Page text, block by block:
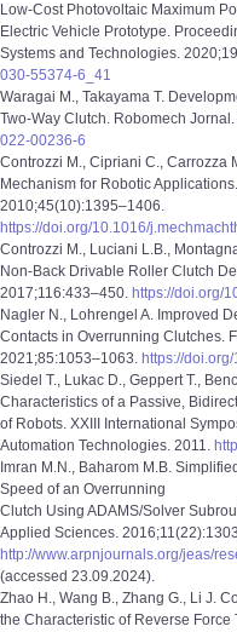
Low-Cost Photovoltaic Maximum
Electric Vehicle Prototype.
Systems and Technologies.
030-55374-6_41
Waragai M., Takayama T.
Two-Way Clutch. Robomech
022-00236-6
Controzzi M., Cipriani C., Carrozza
Mechanism for Robotic
2010;45(10):1395–1406.
https://doi.org/10.1016/
Controzzi M., Luciani L.B.,
Non-Back Drivable Roller Clutch
2017;116:433–450. https://doi.org/
Nagler N., Lohrengel A. Improved
Contacts in Overrunning Clutches.
2021;85:1053–1063. https://
Siedel T., Lukac D., Geppert T.,
Characteristics of a Passive,
of Robots. XXIII International
Automation Technologies. 2011.
Imran M.N., Baharom M.B.
Speed of an Overrunning
Clutch Using ADAMS/Solver
Applied Sciences.
http://www.arpnjournals.org/jeas/
(accessed 23.09.2024).
Zhao H., Wang B., Zhang G., Li J.
the Characteristic of Reverse